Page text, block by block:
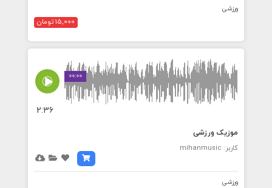
ورزشی
15,000 تومان
00:00
2:36
موزیک ورزشی
کاربر: mihanmusic
ورزشی